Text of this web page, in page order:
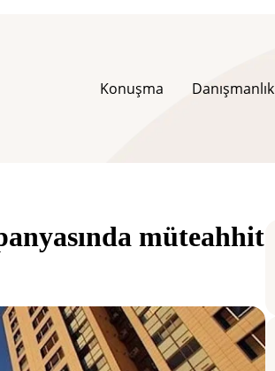
Konuşma Danışmanlık
müteahhit